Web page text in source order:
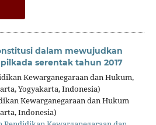
dalam mewujudkan
serentak tahun 2017
Kewarganegaraan dan Hukum,
Yogyakarta, Indonesia)
Kewarganegaraan dan Hukum
Indonesia)